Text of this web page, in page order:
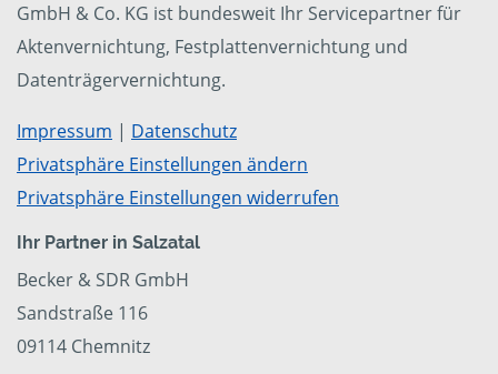
GmbH & Co. KG ist bundesweit Ihr Servicepartner für
Aktenvernichtung, Festplattenvernichtung und
Datenträgervernichtung.
Impressum | Datenschutz
Privatsphäre Einstellungen ändern
Privatsphäre Einstellungen widerrufen
Ihr Partner in Salzatal
Becker & SDR GmbH
Sandstraße 116
09114 Chemnitz